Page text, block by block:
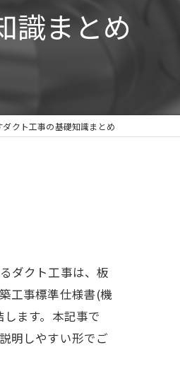
識まとめ
クト工事の基礎知識まとめ
ダクト工事は、板
工事標準仕様書(機
ます。本記事で
明しやすい形でご